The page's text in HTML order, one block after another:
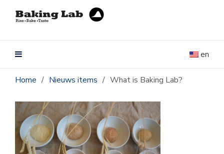
en
Home / Nieuws items / What is Baking Lab?